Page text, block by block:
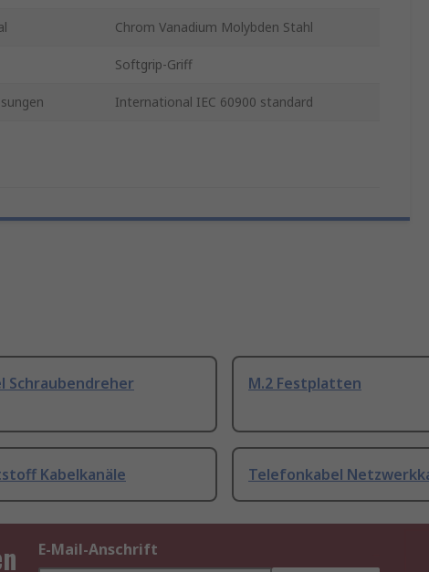
Chrom Vanadium Molybden Stahl
Softgrip-Griff
International IEC 60900 standard
Schraubendreher M.2 Festplatten
Kabelkanäle Telefonkabel
E-Mail-Anschrift